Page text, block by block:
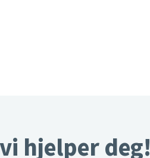
hjelper deg!